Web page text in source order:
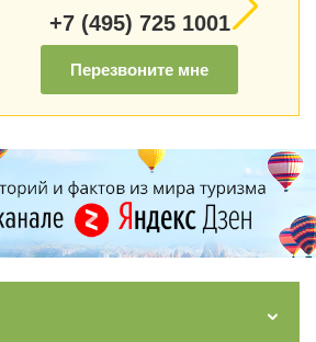
+7 (495) 725 1001
Перезвоните мне